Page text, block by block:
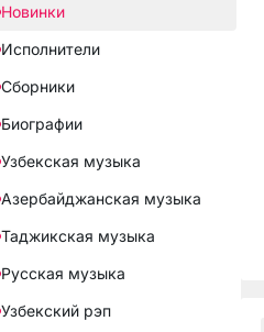
Новинки
Исполнители
Сборники
Биографии
Узбекская музыка
Азербайджанская музыка
Таджикская музыка
Русская музыка
Узбекский рэп